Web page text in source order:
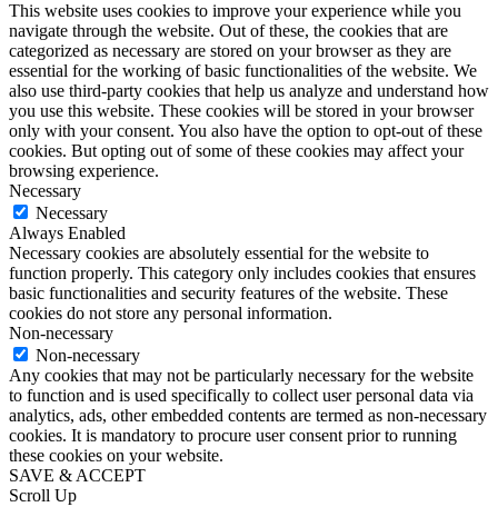
This website uses cookies to improve your experience while you
navigate through the website. Out of these, the cookies that are
categorized as necessary are stored on your browser as they are
essential for the working of basic functionalities of the website. We
also use third-party cookies that help us analyze and understand how
you use this website. These cookies will be stored in your browser
only with your consent. You also have the option to opt-out of these
cookies. But opting out of some of these cookies may affect your
browsing experience.
Necessary
Necessary
Always Enabled
Necessary cookies are absolutely essential for the website to
function properly. This category only includes cookies that ensures
basic functionalities and security features of the website. These
cookies do not store any personal information.
Non-necessary
Non-necessary
Any cookies that may not be particularly necessary for the website
to function and is used specifically to collect user personal data via
analytics, ads, other embedded contents are termed as non-necessary
cookies. It is mandatory to procure user consent prior to running
these cookies on your website.
SAVE & ACCEPT
Scroll Up